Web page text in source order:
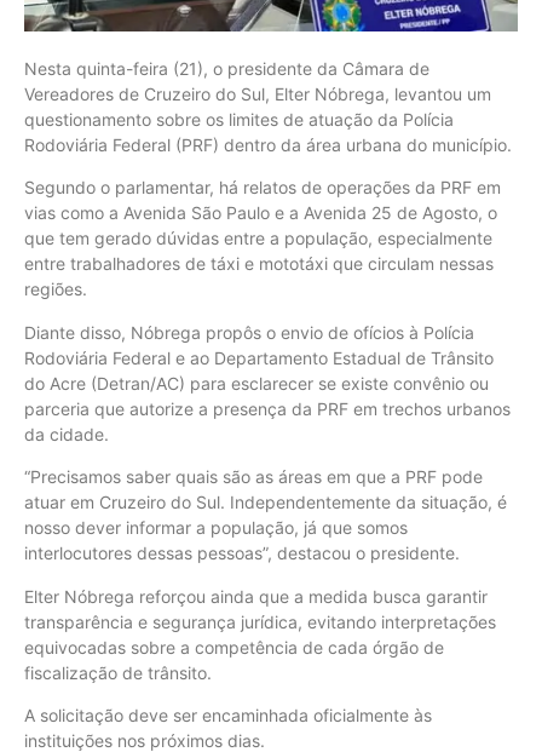
Nesta quinta-feira (21), o presidente da Câmara de
Vereadores de Cruzeiro do Sul, Elter Nóbrega, levantou um
questionamento sobre os limites de atuação da Polícia
Rodoviária Federal (PRF) dentro da área urbana do município.
Segundo o parlamentar, há relatos de operações da PRF em
vias como a Avenida São Paulo e a Avenida 25 de Agosto, o
que tem gerado dúvidas entre a população, especialmente
entre trabalhadores de táxi e mototáxi que circulam nessas
regiões.
Diante disso, Nóbrega propôs o envio de ofícios à Polícia
Rodoviária Federal e ao Departamento Estadual de Trânsito
do Acre (Detran/AC) para esclarecer se existe convênio ou
parceria que autorize a presença da PRF em trechos urbanos
da cidade.
“Precisamos saber quais são as áreas em que a PRF pode
atuar em Cruzeiro do Sul. Independentemente da situação, é
nosso dever informar a população, já que somos
interlocutores dessas pessoas”, destacou o presidente.
Elter Nóbrega reforçou ainda que a medida busca garantir
transparência e segurança jurídica, evitando interpretações
equivocadas sobre a competência de cada órgão de
fiscalização de trânsito.
A solicitação deve ser encaminhada oficialmente às
instituições nos próximos dias.